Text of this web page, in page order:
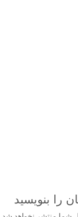
را بنویسید